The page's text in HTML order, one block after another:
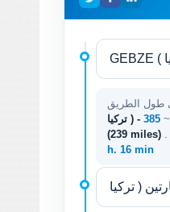
~
(239 miles)
h. 16 min